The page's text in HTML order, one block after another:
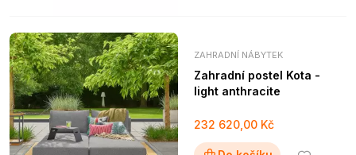
ZAHRADNÍ NÁBYTEK
Zahradní postel Kota -
light anthracite
232 620,00 Kč